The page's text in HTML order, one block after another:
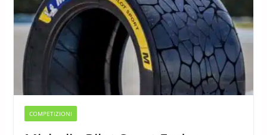
COMPETIZIONI